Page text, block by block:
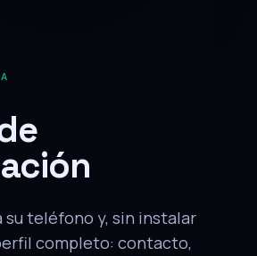
su teléfono y, sin instalar
completo: contacto,